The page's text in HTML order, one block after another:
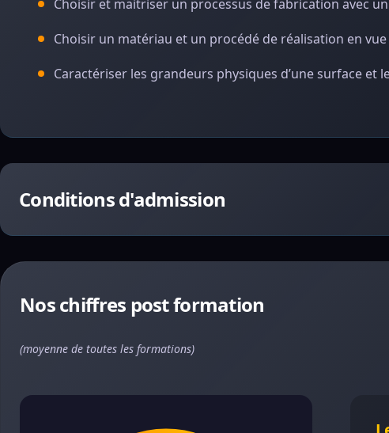
Choisir et maitriser un processus de fabrication avec
Choisir un matériau et un procédé de réalisation en
Caractériser les grandeurs physiques d’une surface et
Conditions d'admission
Nos chiffres post formation
(moyenne de toutes les formations)